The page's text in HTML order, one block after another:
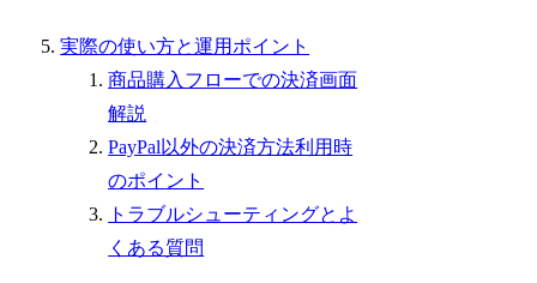
実際の使い方と運用ポイント
商品購入フローでの決済画面
解説
PayPal以外の決済方法利用時
のポイント
トラブルシューティングとよ
くある質問